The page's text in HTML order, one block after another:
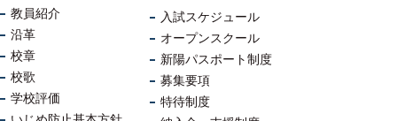
教員紹介
沿革
校章
校歌
学校評価
入試スケジュール
オープンスクール
新陽パスポート制度
募集要項
特待制度